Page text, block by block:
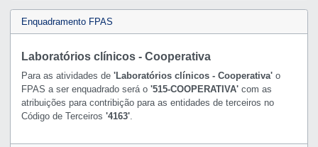
Enquadramento FPAS
Laboratórios clínicos - Cooperativa
Para as atividades de 'Laboratórios clínicos - Cooperativa'o
FPAS a ser enquadrado será o '515-COOPERATIVA'com as
atribuições para contribição para as entidades de terceiros no
Código de Terceiros '4163'.